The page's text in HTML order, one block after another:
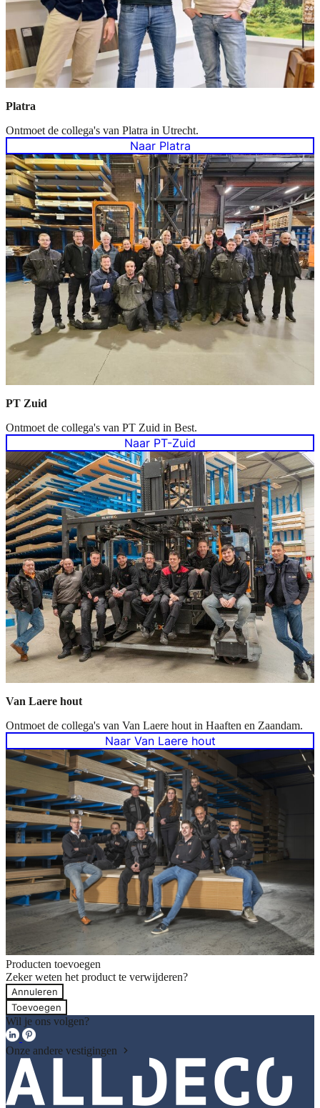
Platra
Ontmoet de collega's van Platra in Utrecht.
Naar Platra
PT Zuid
Ontmoet de collega's van PT Zuid in Best.
Naar PT-Zuid
Van Laere hout
Ontmoet de collega's van Van Laere hout in Haaften en Zaandam.
Naar Van Laere hout
Producten toevoegen
Zeker weten het product te verwijderen?
Annuleren
Toevoegen
Wil je ons volgen?
Onze andere vestigingen